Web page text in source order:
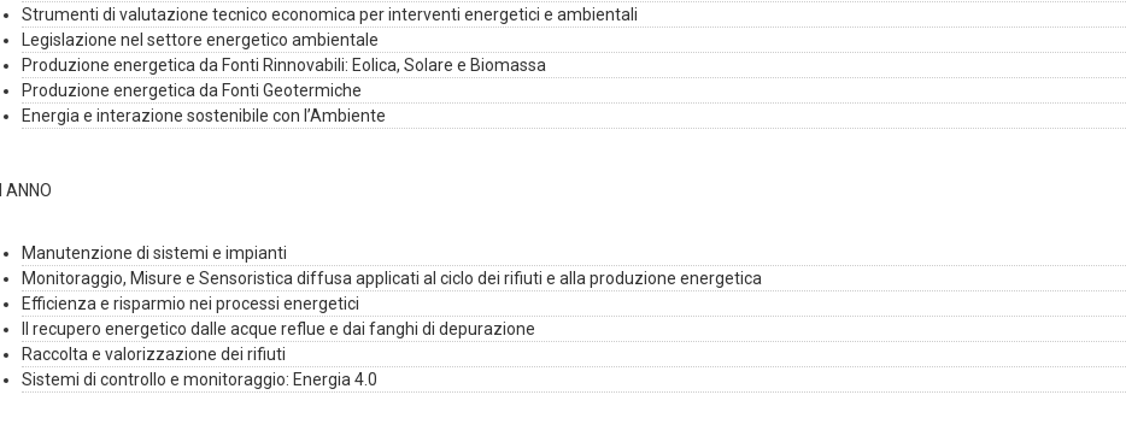
Strumenti di valutazione tecnico economica per interventi energetici e ambientali
Legislazione nel settore energetico ambientale
Produzione energetica da Fonti Rinnovabili: Eolica, Solare e Biomassa
Produzione energetica da Fonti Geotermiche
Energia e interazione sostenibile con l’Ambiente
II ANNO
Manutenzione di sistemi e impianti
Monitoraggio, Misure e Sensoristica diffusa applicati al ciclo dei rifiuti e alla produzione energetica
Efficienza e risparmio nei processi energetici
Il recupero energetico dalle acque reflue e dai fanghi di depurazione
Raccolta e valorizzazione dei rifiuti
Sistemi di controllo e monitoraggio: Energia 4.0